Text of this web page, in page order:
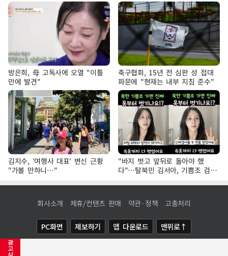
광
고
삭
방은희, 母 고독사에 오열 "이틀
만에 발견"
축구협회, 15년 전 심판 성 접대
파문에 "현재는 내부 지침 준수"
김지수, '여행사 대표' 변신 근황
"가볼 만하니…"
"바지 벗고 앞뒤로 돌아야 했
다"…탈북민 김서아, 기쁨조 검사
수치심 회상
회사소개 제휴/컨텐츠 판매 약관·정책 고충처리
PC화면 제보하기 앱 다운로드 맨위로↑